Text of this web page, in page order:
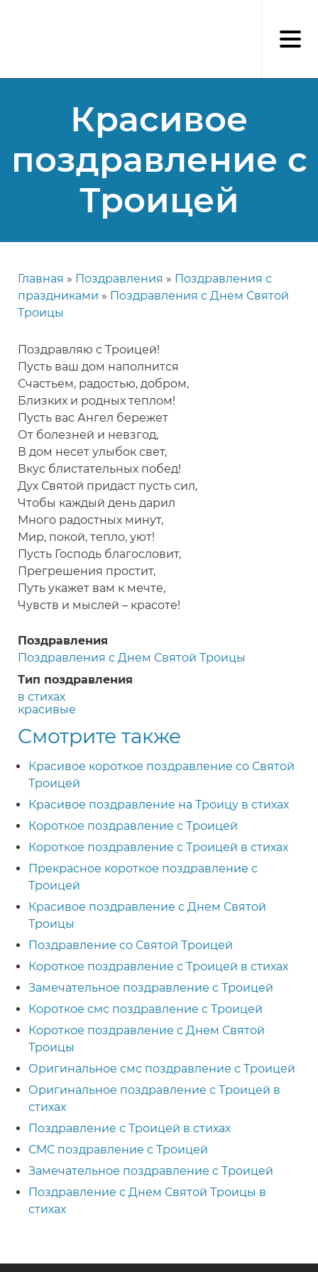
Красивое
поздравление с
Троицей
Строка
навигации
Главная Поздравления
Поздравления с
праздниками
Поздравления с Днем Святой
Троицы
Поздравляю с Троицей!
Пусть ваш дом наполнится
Счастьем, радостью, добром,
Близких и родных теплом!
Пусть вас Ангел бережет
От болезней и невзгод,
В дом несет улыбок свет,
Вкус блистательных побед!
Дух Святой придаст пусть сил,
Чтобы каждый день дарил
Много радостных минут,
Мир, покой, тепло, уют!
Пусть Господь благословит,
Прегрешения простит,
Путь укажет вам к мечте,
Чувств и мыслей – красоте!
Поздравления
Поздравления с Днем Святой Троицы
Тип поздравления
в стихах
красивые
Смотрите также
Красивое короткое поздравление со Святой
Троицей
Красивое поздравление на Троицу в стихах
Короткое поздравление с Троицей
Короткое поздравление с Троицей в стихах
Прекрасное короткое поздравление с
Троицей
Красивое поздравление с Днем Святой
Троицы
Поздравление со Святой Троицей
Короткое поздравление с Троицей в стихах
Замечательное поздравление с Троицей
Короткое смс поздравление с Троицей
Короткое поздравление с Днем Святой
Троицы
Оригинальное смс поздравление с Троицей
Оригинальное поздравление с Троицей в
стихах
Поздравление с Троицей в стихах
СМС поздравление с Троицей
Замечательное поздравление с Троицей
Поздравление с Днем Святой Троицы в
стихах